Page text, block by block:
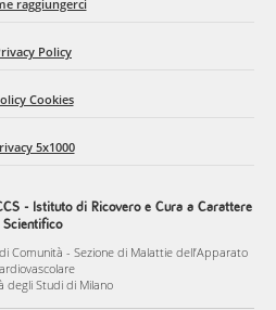
raggiungerci
Policy
Cookies
5x1000
- Istituto di Ricovero e Cura a Carattere
Scientifico
Comunità - Sezione di Malattie dell’Apparato
degli Studi di Milano